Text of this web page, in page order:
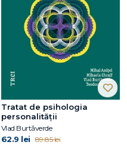
Tratat de psihologia
personalității
Vlad Burtăverde
62.9 lei 89.85 lei